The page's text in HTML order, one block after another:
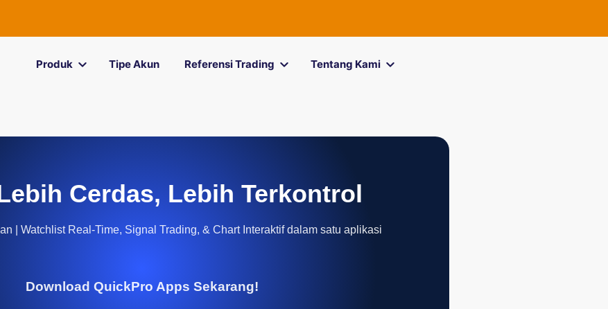
Produk Tipe Akun Referensi Trading Tentang Kami
Cerdas, Lebih Terkontrol
| Watchlist Real-Time, Signal Trading, & Chart Interaktif dalam satu aplikasi
Download QuickPro Apps Sekarang!